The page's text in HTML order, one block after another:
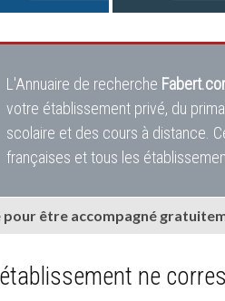
L'Annuaire de recherche
votre établissement privé, du
scolaire et des cours à distance.
françaises et tous les
être accompagné
ne